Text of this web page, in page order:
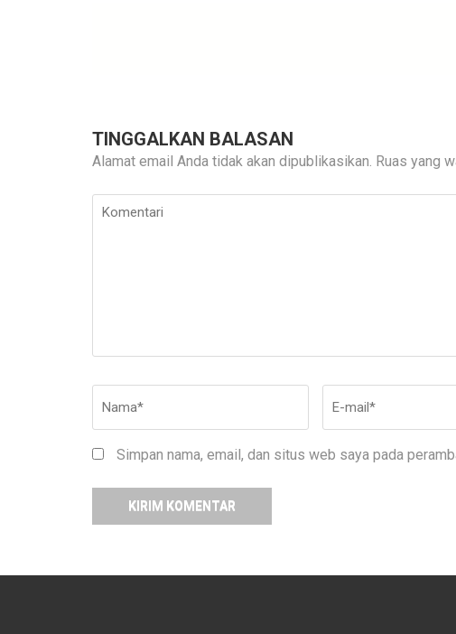
TINGGALKAN BALASAN
Alamat email Anda tidak akan dipublikasikan. Ruas yang
Komentari
mail*
Simpan nama, email, dan situs web saya pada